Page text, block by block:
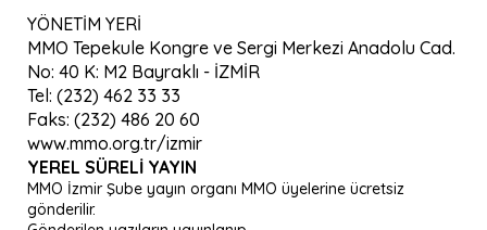
YÖNETİM YERİ
MMO Tepekule Kongre ve Sergi Merkezi Anadolu Cad.
No: 40 K: M2 Bayraklı - İZMİR
Tel: (232) 462 33 33
Faks: (232) 486 20 60
www.mmo.org.tr/izmir
YEREL SÜRELI YAYIN
MMO İzmir Şube yayın organı MMO üyelerine ücretsiz
gönderilir.